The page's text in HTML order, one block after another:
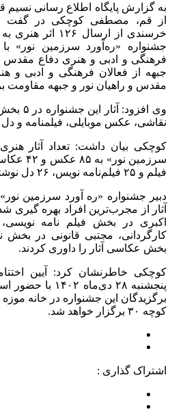
به گزارش پایگاه اطلاع رسانی
از قم، مصطفی کوچکی در گفت و
خرسندی از ارسال
جشنواره «ره‌آورد سرزمین نور»
فرهنگی و ادبی و هنری دفاع مقدس
جبهه از فعالان فرهنگی و ادبی و
مقدس و راهیان نور و جبهه مقاومت
وی
نقاشی، عکس موبایلی، فیلمنامه و
کوچکی بیان داشت: تعداد آثار
فیلم و ۲۵ فیلم‌نامه نویس، ۲۶ دل نوشته و ۱۳ نویسنده می‌رسد.
دبیر جشنواره «ره آورد سرزمین
آثار از مجرب‌ترین افراد بهره
اکبری در بخش فیلم نامه
کارگردانی، مجتبی قانونی در بخش
بخش عکاسی آثار را داوری کردند.
کوچکی خاطرنشان کرد: آیین
پنجشنبه ۲۸
برگزیدگان این جشنواره در خانه
کوچه ۳۰ برگزار خواهد شد.
اشتراک گذاری :